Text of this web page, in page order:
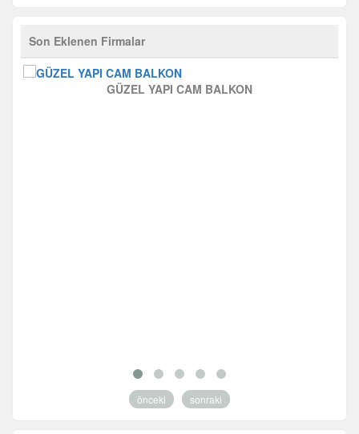
Son Eklenen Firmalar
GÜZEL YAPI CAM BALKON
önceki sonraki